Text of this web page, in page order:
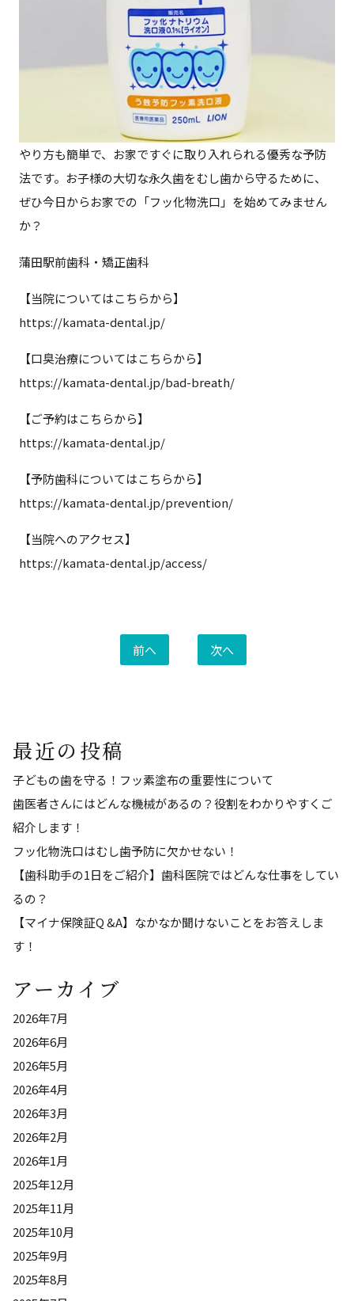
やり方も簡単で、お家ですぐに取り入れられる優秀な予防
法です。お子様の大切な永久歯をむし歯から守るために、
ぜひ今日からお家での「フッ化物洗口」を始めてみません
か？
蒲田駅前歯科・矯正歯科
【当院についてはこちらから】
https://kamata-dental.jp/
【口臭治療についてはこちらから】
https://kamata-dental.jp/bad-breath/
【ご予約はこちらから】
https://kamata-dental.jp/
【予防歯科についてはこちらから】
https://kamata-dental.jp/prevention/
【当院へのアクセス】
https://kamata-dental.jp/access/
前へ 次へ
最近の投稿
子どもの歯を守る！フッ素塗布の重要性について
歯医者さんにはどんな機械があるの？役割をわかりやすくご
紹介します！
フッ化物洗⼝はむし歯予防に欠かせない！
【歯科助手の1日をご紹介】歯科医院ではどんな仕事をしてい
るの？
【マイナ保険証Q &A】なかなか聞けないことをお答えしま
す！
アーカイブ
2026年7月
2026年6月
2026年5月
2026年4月
2026年3月
2026年2月
2026年1月
2025年12月
2025年11月
2025年10月
2025年9月
2025年8月